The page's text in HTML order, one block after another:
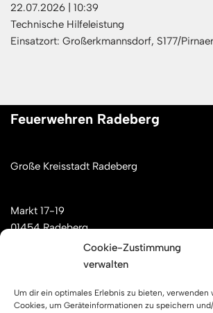
Cookie-Zustimmung
verwalten
Um dir ein optimales Erlebnis zu bieten, verwenden
Cookies, um Geräteinformationen zu speichern
22.07.2026
10:39
Technische Hilfeleistung
Einsatzort: Großerkmannsdorf, S177/
Feuerwehren Radeberg
Große Kreisstadt Radeberg
Markt 17-19
01454 Radeberg
Mail: kontakt[at]feuerwehren-radeberg.de
Feuerwehren Radeberg im